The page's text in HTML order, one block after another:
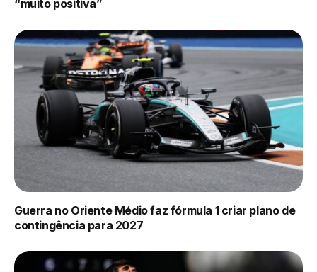
“muito positiva”
Guerra no Oriente Médio faz fórmula 1 criar plano de
contingência para 2027